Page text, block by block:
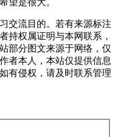
交流目的。若有来源标注
持权属证明与本网联系，
部分图文来源于网络，仅
者本人，本站仅提供信息
有侵权，请及时联系管理